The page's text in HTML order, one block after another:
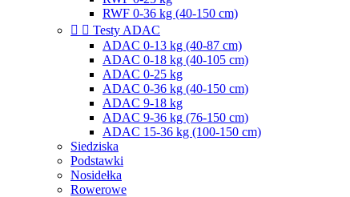
RWF 0-36 kg (40-150 cm)
  Testy ADAC
ADAC 0-13 kg (40-87 cm)
ADAC 0-18 kg (40-105 cm)
ADAC 0-25 kg
ADAC 0-36 kg (40-150 cm)
ADAC 9-18 kg
ADAC 9-36 kg (76-150 cm)
ADAC 15-36 kg (100-150 cm)
Siedziska
Podstawki
Nosidełka
Rowerowe